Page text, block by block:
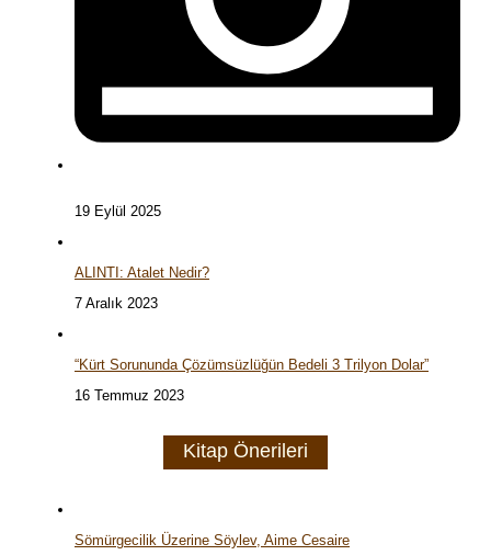
19 Eylül 2025
ALINTI: Atalet Nedir?
7 Aralık 2023
“Kürt Sorununda Çözümsüzlüğün Bedeli 3 Trilyon Dolar”
16 Temmuz 2023
Kitap Önerileri
Sömürgecilik Üzerine Söylev, Aime Cesaire